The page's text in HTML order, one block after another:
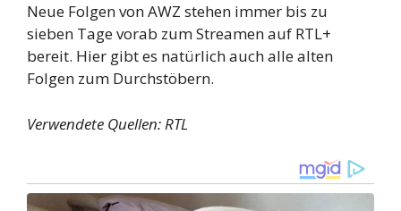
Neue Folgen von AWZ stehen immer bis zu
sieben Tage vorab zum Streamen auf RTL+
bereit. Hier gibt es natürlich auch alle alten
Folgen zum Durchstöbern.
Verwendete Quellen: RTL